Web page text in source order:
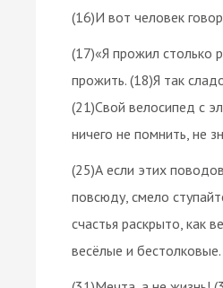
(16)И вот человек
(17)«Я прожил столько
прожить. (18)Я так
(21)Свой велосипед с
ничего не помнить, не
(25)А если этих
повсюду, смело
счастья раскрыто, как
весёлые и бестолковые.